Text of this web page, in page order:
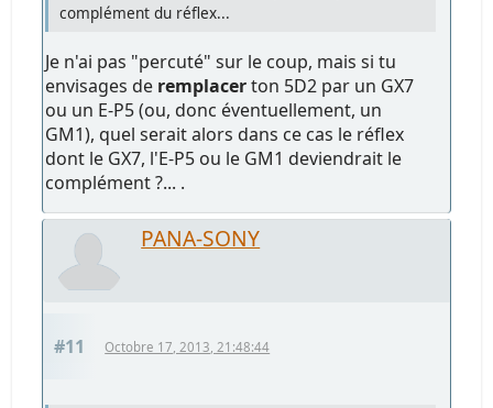
complément du réflex...
Je n'ai pas "percuté" sur le coup, mais si tu
envisages de remplacerton 5D2 par un GX7
ou un E-P5 (ou, donc éventuellement, un
GM1), quel serait alors dans ce cas le réflex
dont le GX7, l'E-P5 ou le GM1 deviendrait le
complément ?... .
PANA-SONY
#11 Octobre 17, 2013, 21:48:44